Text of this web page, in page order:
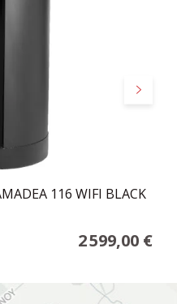
Suivant
116 WIFI BLACK
2 599,00 €